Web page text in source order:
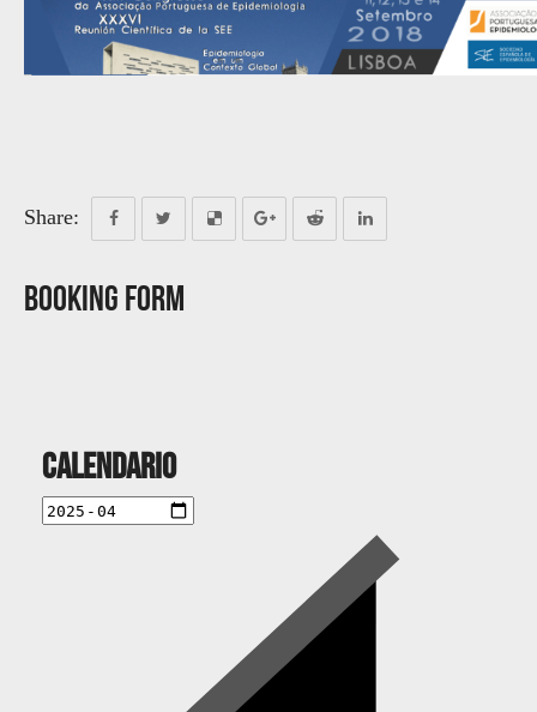
Share:
Booking Form
Calendario